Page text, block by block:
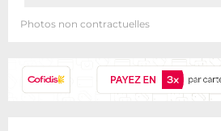
Photos non contractuelles